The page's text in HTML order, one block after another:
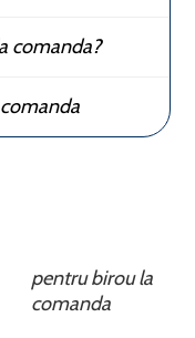
comanda?
pentru birou la
comanda